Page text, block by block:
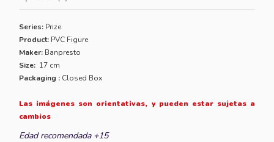
Series: Prize
Product: PVC Figure
Maker: Banpresto
Size: 17 cm
Packaging : Closed Box
Las imágenes son orientativas, y pueden estar sujetas a
cambios
Edad recomendada +15